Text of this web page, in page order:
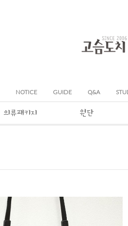
NOTICE GUIDE Q&A
의류패키지 원단